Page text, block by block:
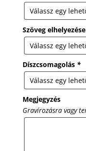
Szöveg elhelyezése
Díszcsomagolás *
Megjegyzés
Gravírozásra vagy